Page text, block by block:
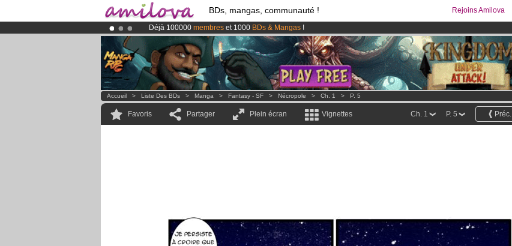
BDs, mangas, communauté ! Rejoins Amilova
Déjà 100000 membres et 1000 BDs & Mangas !
Abonnement premium: à partir de3.95 eurospar mois !Clique ici pour t'abonner
LeKickstarter Amilova est désormais lancé
Accueil > Liste Des BDs > Manga > Fantasy - SF > Nécropole > Ch. 1 > P. 5
Favoris Partager Plein écran Vignettes Préc.
P. 5
Ch. 1